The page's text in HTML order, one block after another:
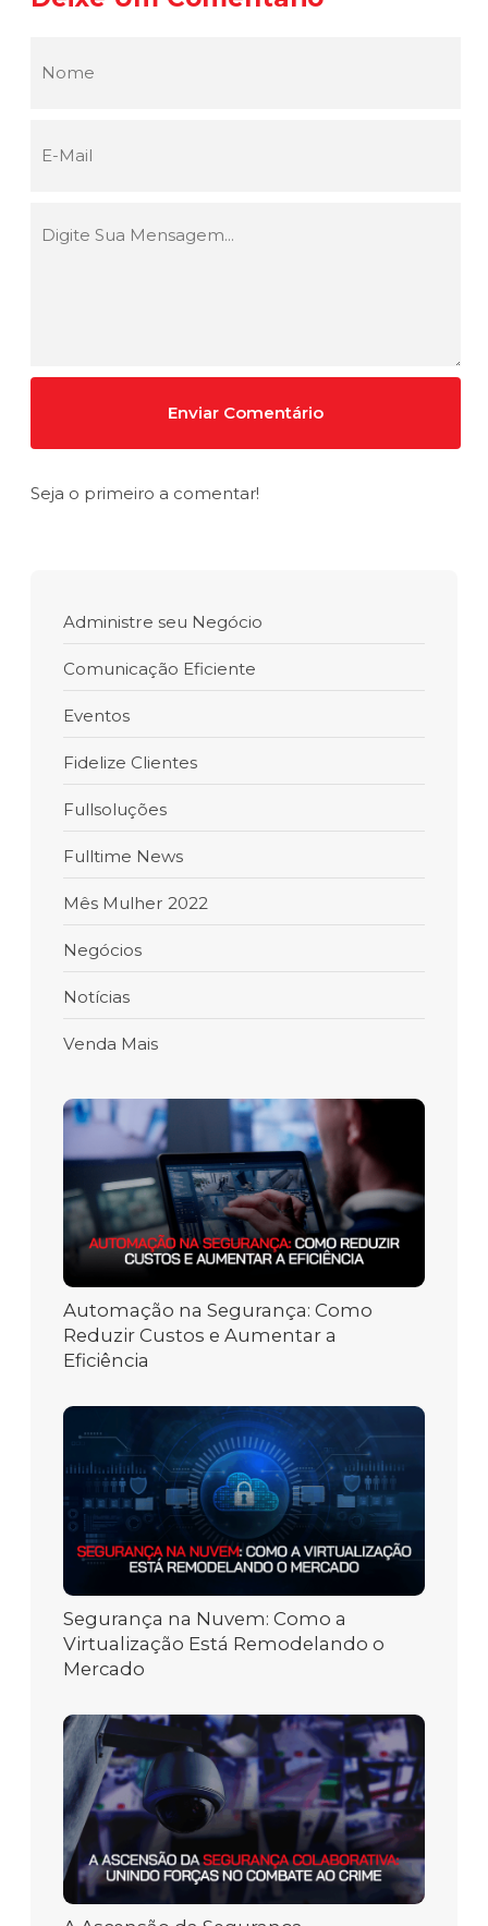
Seja o primeiro a comentar!
Administre seu Negócio
Comunicação Eficiente
Eventos
Fidelize Clientes
Fullsoluções
Fulltime News
Mês Mulher 2022
Negócios
Notícias
Venda Mais
Automação na Segurança: Como
Reduzir Custos e Aumentar a
Eficiência
Segurança na Nuvem: Como a
Virtualização Está Remodelando o
Mercado